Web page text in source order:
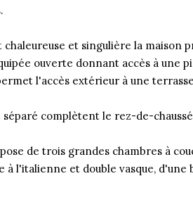
et singulière la maison
ouverte donnant accès à une
l'accès extérieur à une
séparé complètent le rez-de-
de trois grandes chambres à
à l'italienne et double vasque,